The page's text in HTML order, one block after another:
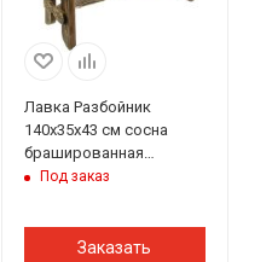
Лавка Разбойник
140х35х43 см сосна
брашированная
Добропаровъ
Под заказ
Заказать